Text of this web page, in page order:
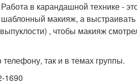
в карандашной технике -
шаблонный макияж, а
, чтобы макияж
так и в темах группы.
1690